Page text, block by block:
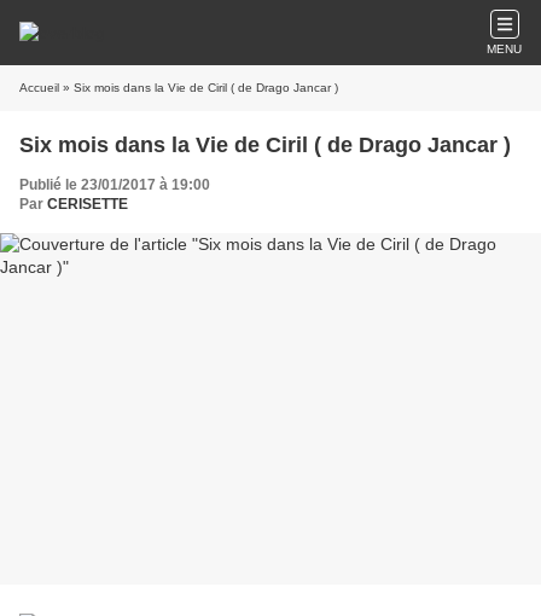
MENU
Accueil » Six mois dans la Vie de Ciril ( de Drago Jancar )
Six mois dans la Vie de Ciril ( de Drago Jancar )
Publié le 23/01/2017 à 19:00
Par CERISETTE